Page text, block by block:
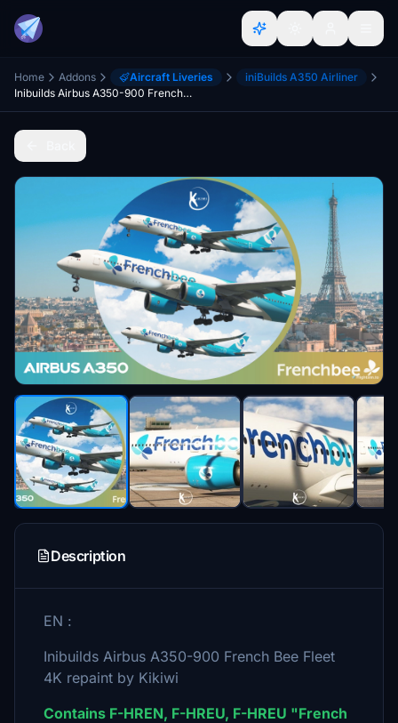
Home Addons Aircraft Liveries
iniBuilds A350 Airliner
Inibuilds Airbus A350-900 French Bee Fleet 4K
Description
EN :
Inibuilds Airbus A350-900 French Bee Fleet
4K repaint by Kikiwi
Contains F-HREN, F-HREU, F-HREU "French